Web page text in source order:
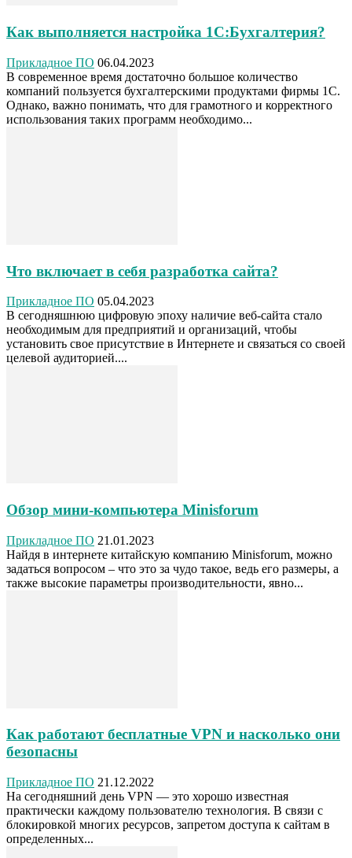
Как выполняется настройка 1С:Бухгалтерия?
Прикладное ПО 06.04.2023
В современное время достаточно большое количество
компаний пользуется бухгалтерскими продуктами фирмы 1С.
Однако, важно понимать, что для грамотного и корректного
использования таких программ необходимо...
Что включает в себя разработка сайта?
Прикладное ПО 05.04.2023
В сегодняшнюю цифровую эпоху наличие веб-сайта стало
необходимым для предприятий и организаций, чтобы
установить свое присутствие в Интернете и связаться со своей
целевой аудиторией....
Обзор мини-компьютера Minisforum
Прикладное ПО 21.01.2023
Найдя в интернете китайскую компанию Minisforum, можно
задаться вопросом – что это за чудо такое, ведь его размеры, а
также высокие параметры производительности, явно...
Как работают бесплатные VPN и насколько они
безопасны
Прикладное ПО 21.12.2022
На сегодняшний день VPN — это хорошо известная
практически каждому пользователю технология. В связи с
блокировкой многих ресурсов, запретом доступа к сайтам в
определенных...